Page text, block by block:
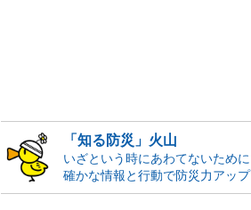
「知る防災」火山
いざという時にあわてないために
確かな情報と行動で防災力アップ